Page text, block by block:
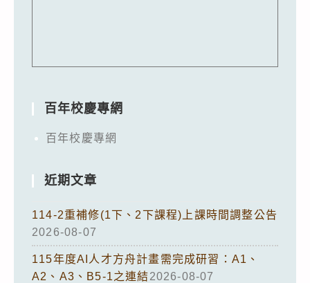
百年校慶專網
百年校慶專網
近期文章
114-2重補修(1下、2下課程)上課時間調整公告
2026-08-07
115年度AI人才方舟計畫需完成研習：A1、
A2、A3、B5-1之連結2026-08-07